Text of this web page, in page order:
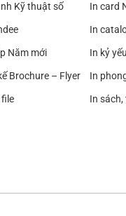
Kỹ thuật số
Năm mới
Brochure – Flyer
file
In card
In
In kỷ yếu
In
In sách,